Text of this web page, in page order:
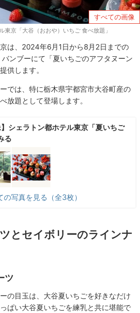
すべての画像
東京「大谷（おおや）いちご 食べ放題」
は、2024年6月1日から8月2日までの
ンブーにて「夏いちごのアフタヌーン
供します。
では、特に栃木県宇都宮市大谷町産の
放題として登場します。
】シェラトン都ホテル東京「夏いちご
る
の写真を見る（全3枚）
とセイボリーのラインナ
ツ
の目玉は、大谷夏いちごを好きなだけ
ぱい大谷夏いちごを練乳と共に堪能で